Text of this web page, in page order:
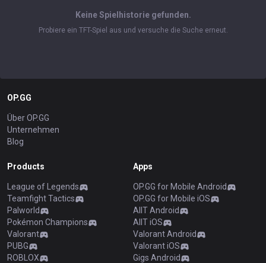
Keine Spielhistorie gefunden.
Probiere ein TFT-Spiel aus und versuche die Suche erneut.
OP.GG
Über OP.GG
Unternehmen
Blog
Products
League of Legends
Teamfight Tactics
Palworld
Pokémon Champions
Valorant
PUBG
ROBLOX
Apps
OP.GG for Mobile Android
OP.GG for Mobile iOS
AllT Android
AllT iOS
Valorant Android
Valorant iOS
Gigs Android